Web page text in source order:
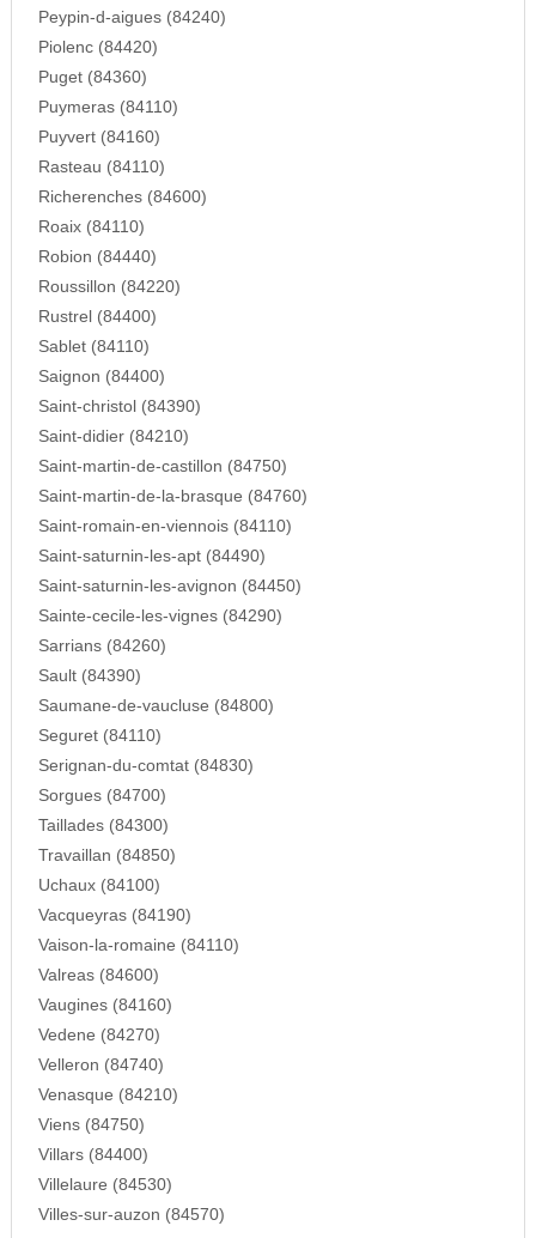
Peypin-d-aigues (84240)
Piolenc (84420)
Puget (84360)
Puymeras (84110)
Puyvert (84160)
Rasteau (84110)
Richerenches (84600)
Roaix (84110)
Robion (84440)
Roussillon (84220)
Rustrel (84400)
Sablet (84110)
Saignon (84400)
Saint-christol (84390)
Saint-didier (84210)
Saint-martin-de-castillon (84750)
Saint-martin-de-la-brasque (84760)
Saint-romain-en-viennois (84110)
Saint-saturnin-les-apt (84490)
Saint-saturnin-les-avignon (84450)
Sainte-cecile-les-vignes (84290)
Sarrians (84260)
Sault (84390)
Saumane-de-vaucluse (84800)
Seguret (84110)
Serignan-du-comtat (84830)
Sorgues (84700)
Taillades (84300)
Travaillan (84850)
Uchaux (84100)
Vacqueyras (84190)
Vaison-la-romaine (84110)
Valreas (84600)
Vaugines (84160)
Vedene (84270)
Velleron (84740)
Venasque (84210)
Viens (84750)
Villars (84400)
Villelaure (84530)
Villes-sur-auzon (84570)